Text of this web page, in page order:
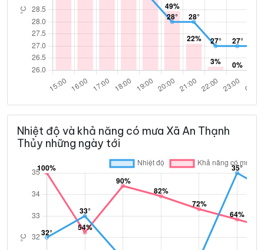
Nhiệt độ và khả năng có mưa Xã An Thạnh
Thủy những ngày tới